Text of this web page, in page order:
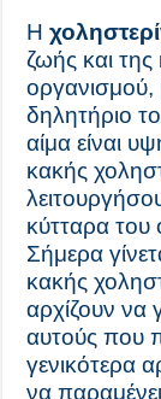
Η
ζωής και της
οργανισμού,
δηλητήριο
αίμα είναι
κακής
κύτταρα του
Σήμερα
κακής
αρχίζουν να
αυτούς που
γενικότερα
να